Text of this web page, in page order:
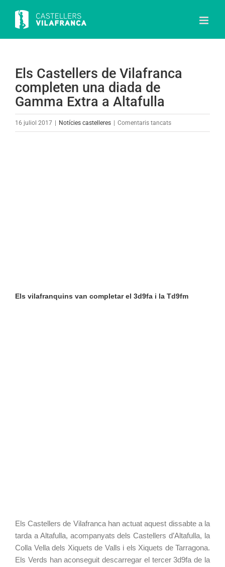
content
Els Castellers de Vilafranca
completen una diada de
Gamma Extra a Altafulla
16 juliol 2017 Notícies castelleres Comentaris tancatsa
Els vilafranquins van completar el 3d9fa i la Td9fm
Els Castellers de Vilafranca han actuat aquest dissabte a la
tarda a Altafulla, acompanyats dels Castellers d’Altafulla, la
Colla Vella dels Xiquets de Valls i els Xiquets de Tarragona.
Els Verds han aconseguit descarregar el tercer 3d9fa de la